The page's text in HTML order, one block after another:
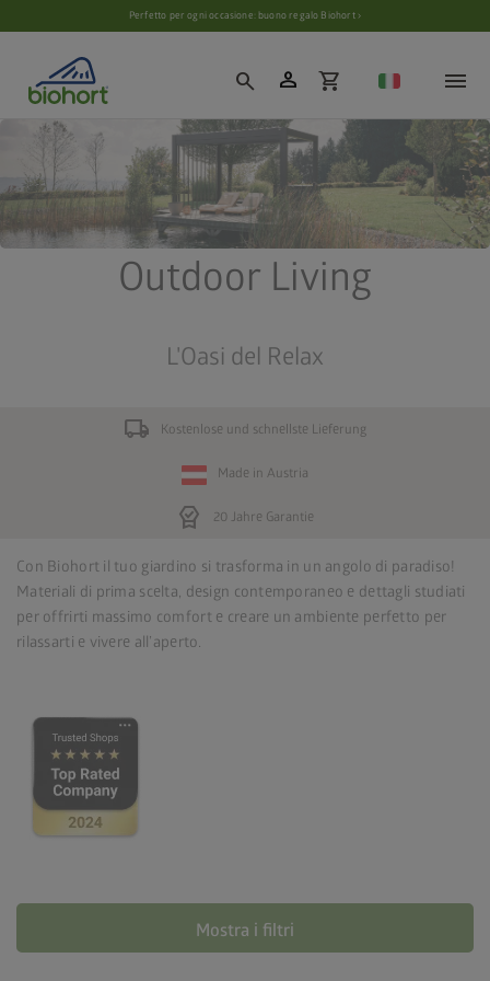
Impostazioni cookiePerfetto per ogni occasione: buono regalo Biohort ›
search person shopping_cart
Outdoor Living
L'Oasi del Relax
local_shipping Kostenlose und schnellste Lieferung
Made in Austria
editor_choice 20 Jahre Garantie
Con Biohort il tuo giardino si trasforma in un angolo di paradiso!
Materiali di prima scelta, design contemporaneo e dettagli studiati
per offrirti massimo comfort e creare un ambiente perfetto per
rilassarti e vivere all’aperto.
Mostra i filtri